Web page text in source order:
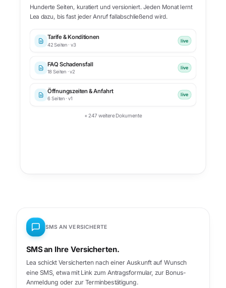
Hunderte Seiten, kuratiert und versioniert. Jeden Monat lernt
Lea dazu, bis fast jeder Anruf fallabschließend wird.
Tarife & Konditionen
42Seiten ·v3
live
FAQ Schadensfall
18Seiten ·v2
live
Öffnungszeiten & Anfahrt
6Seiten ·v1
live
+ 247 weitere Dokumente
SMS AN VERSICHERTE
SMS an Ihre Versicherten.
Lea schickt Versicherten nach einer Auskunft auf Wunsch
eine SMS, etwa mit Link zum Antragsformular, zur Bonus-
Anmeldung oder zur Terminbestätigung.